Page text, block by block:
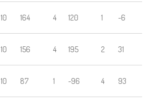
10 164 4 120 1 -6
10 156 4 195 2 31
10 87 1 -96 4 93